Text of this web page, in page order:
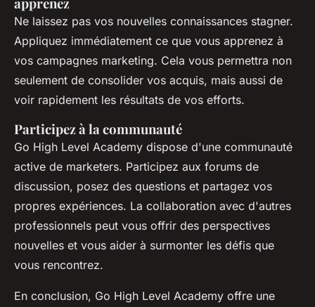
Ne laissez pas vos nouvelles connaissances stagner.
Appliquez immédiatement ce que vous apprenez à
vos campagnes marketing. Cela vous permettra non
seulement de consolider vos acquis, mais aussi de
voir rapidement les résultats de vos efforts.
Participez à la communauté
Go High Level Academy dispose d'une communauté
active de marketers. Participez aux forums de
discussion, posez des questions et partagez vos
propres expériences. La collaboration avec d'autres
professionnels peut vous offrir des perspectives
nouvelles et vous aider à surmonter les défis que
vous rencontrez.
En conclusion, Go High Level Academy offre une